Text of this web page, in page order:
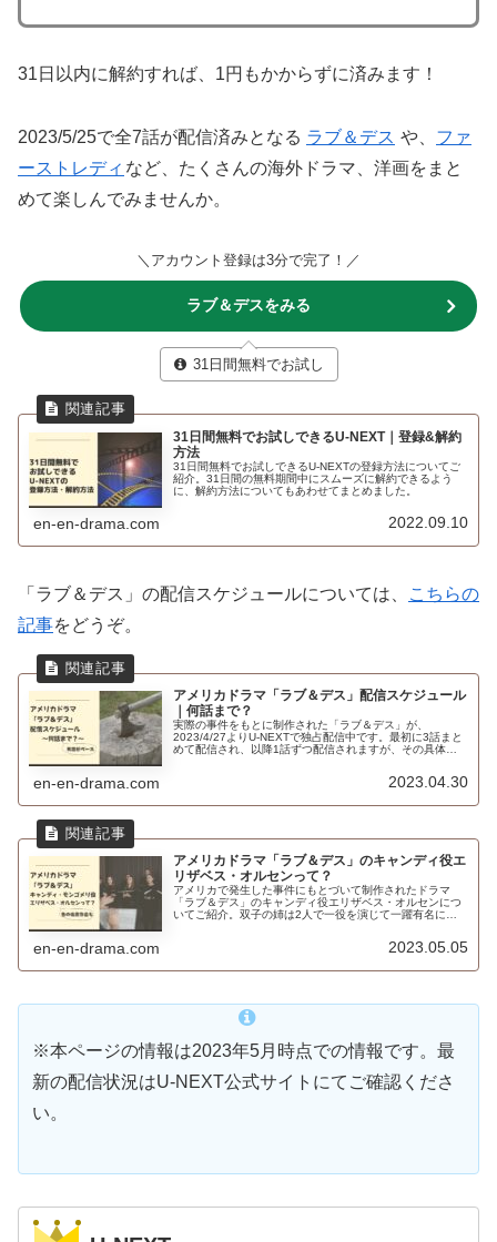
31日以内に解約すれば、1円もかからずに済みます！
2023/5/25で全7話が配信済みとなる ラブ＆デス や、 ファ
ーストレディ など、たくさんの海外ドラマ、洋画をまと
めて楽しんでみませんか。
＼アカウント登録は3分で完了！／
ラブ＆デスをみる
31日間無料でお試し
31日間無料でお試しできるU-NEXT｜登録&解約
方法
31日間無料でお試しできるU-NEXTの登録方法についてご
紹介。31日間の無料期間中にスムーズに解約できるよう
に、解約方法についてもあわせてまとめました。
en-en-drama.com 2022.09.10
「ラブ＆デス」の配信スケジュールについては、
こちらの
記事をどうぞ。
アメリカドラマ「ラブ＆デス」配信スケジュール
｜何話まで？
実際の事件をもとに制作された「ラブ＆デス」が、
2023/4/27よりU-NEXTで独占配信中です。最初に3話まと
めて配信され、以降1話ずつ配信されますが、その具体的
en-en-drama.com 2023.04.30
アメリカドラマ「ラブ＆デス」のキャンディ役エ
リザベス・オルセンって？
アメリカで発生した事件にもとづいて制作されたドラマ
「ラブ＆デス」のキャンディ役エリザベス・オルセンにつ
いてご紹介。双子の姉は2人で一役を演じて一躍有名にな
en-en-drama.com 2023.05.05
※本ページの情報は2023年5月時点での情報です。最
新の配信状況はU-NEXT公式サイトにてご確認くださ
い。